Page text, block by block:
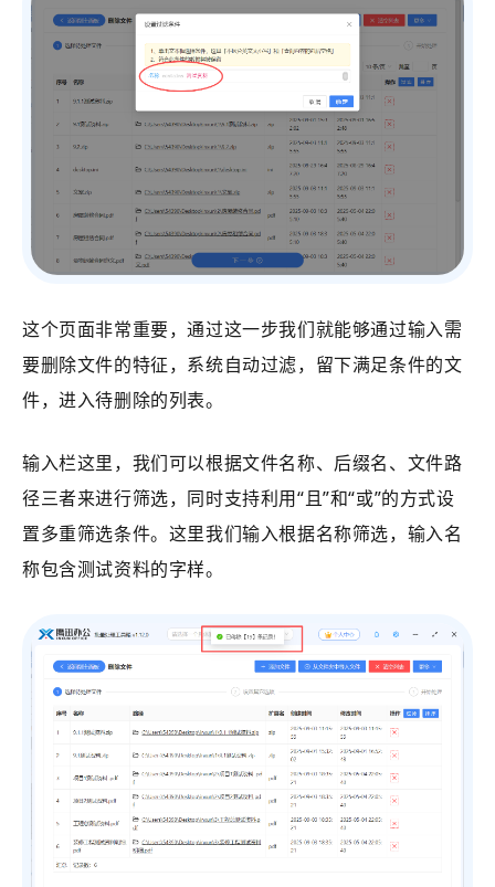
这个页面非常重要，通过这一步我们就能够通过输入需
要删除文件的特征，系统自动过滤，留下满足条件的文
件，进入待删除的列表。
输入栏这里，我们可以根据文件名称、后缀名、文件路
径三者来进行筛选，同时支持利用“且”和“或”的方式设
置多重筛选条件。这里我们输入根据名称筛选，输入名
称包含测试资料的字样。